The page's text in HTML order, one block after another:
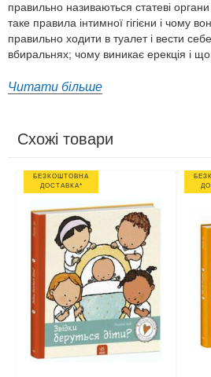
правильно називаються статеві
таке правила інтимної гігієни і чому
правильно ходити в туалет і вести
вбиральнях; чому виникає ерекція і
Читати більше
Схожі товари
БЕЗКОШТОВНА
ДОСТАВКА*